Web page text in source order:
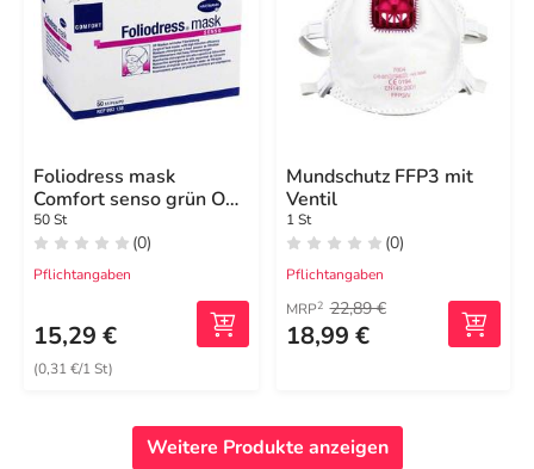
Foliodress mask
Comfort senso grün OP-
Masken
50 St
(0)
Pflichtangaben
15,29 €
(0,31 €/1 St)
Mundschutz FFP3 mit
Ventil
1 St
(0)
Pflichtangaben
MRP2 22,89 €
18,99 €
Weitere Produkte anzeigen